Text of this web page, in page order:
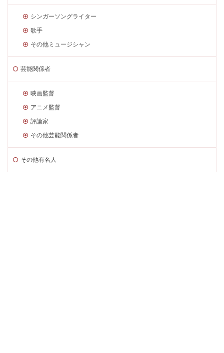
シンガーソングライター
歌手
その他ミュージシャン
芸能関係者
映画監督
アニメ監督
評論家
その他芸能関係者
その他有名人